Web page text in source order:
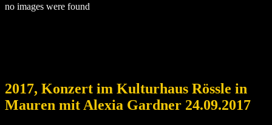
no images were found
2017, Konzert im Kulturhaus Rössle in
Mauren mit Alexia Gardner 24.09.2017